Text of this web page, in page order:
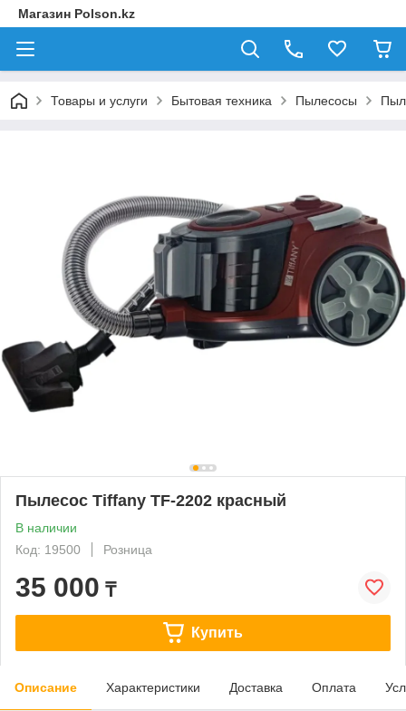
Магазин Polson.kz
Товары и услуги Бытовая техника Пылесосы
Пылесос Tiffany TF-2202 красный
В наличии
Код: 19500
Розница
35 000 ₸
Купить
Описание Характеристики Доставка Оплата